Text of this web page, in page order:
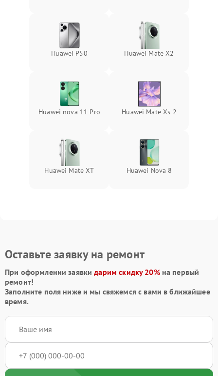
Huawei P50 Huawei Mate X2
Huawei nova 11 Pro Huawei Mate Xs 2
Huawei Mate XT Huawei Nova 8
Оставьте заявку на ремонт
При оформлении заявкидарим скидку 20%на первый
ремонт!
Заполните поля ниже и мы свяжемся с вами в ближайшее
время.